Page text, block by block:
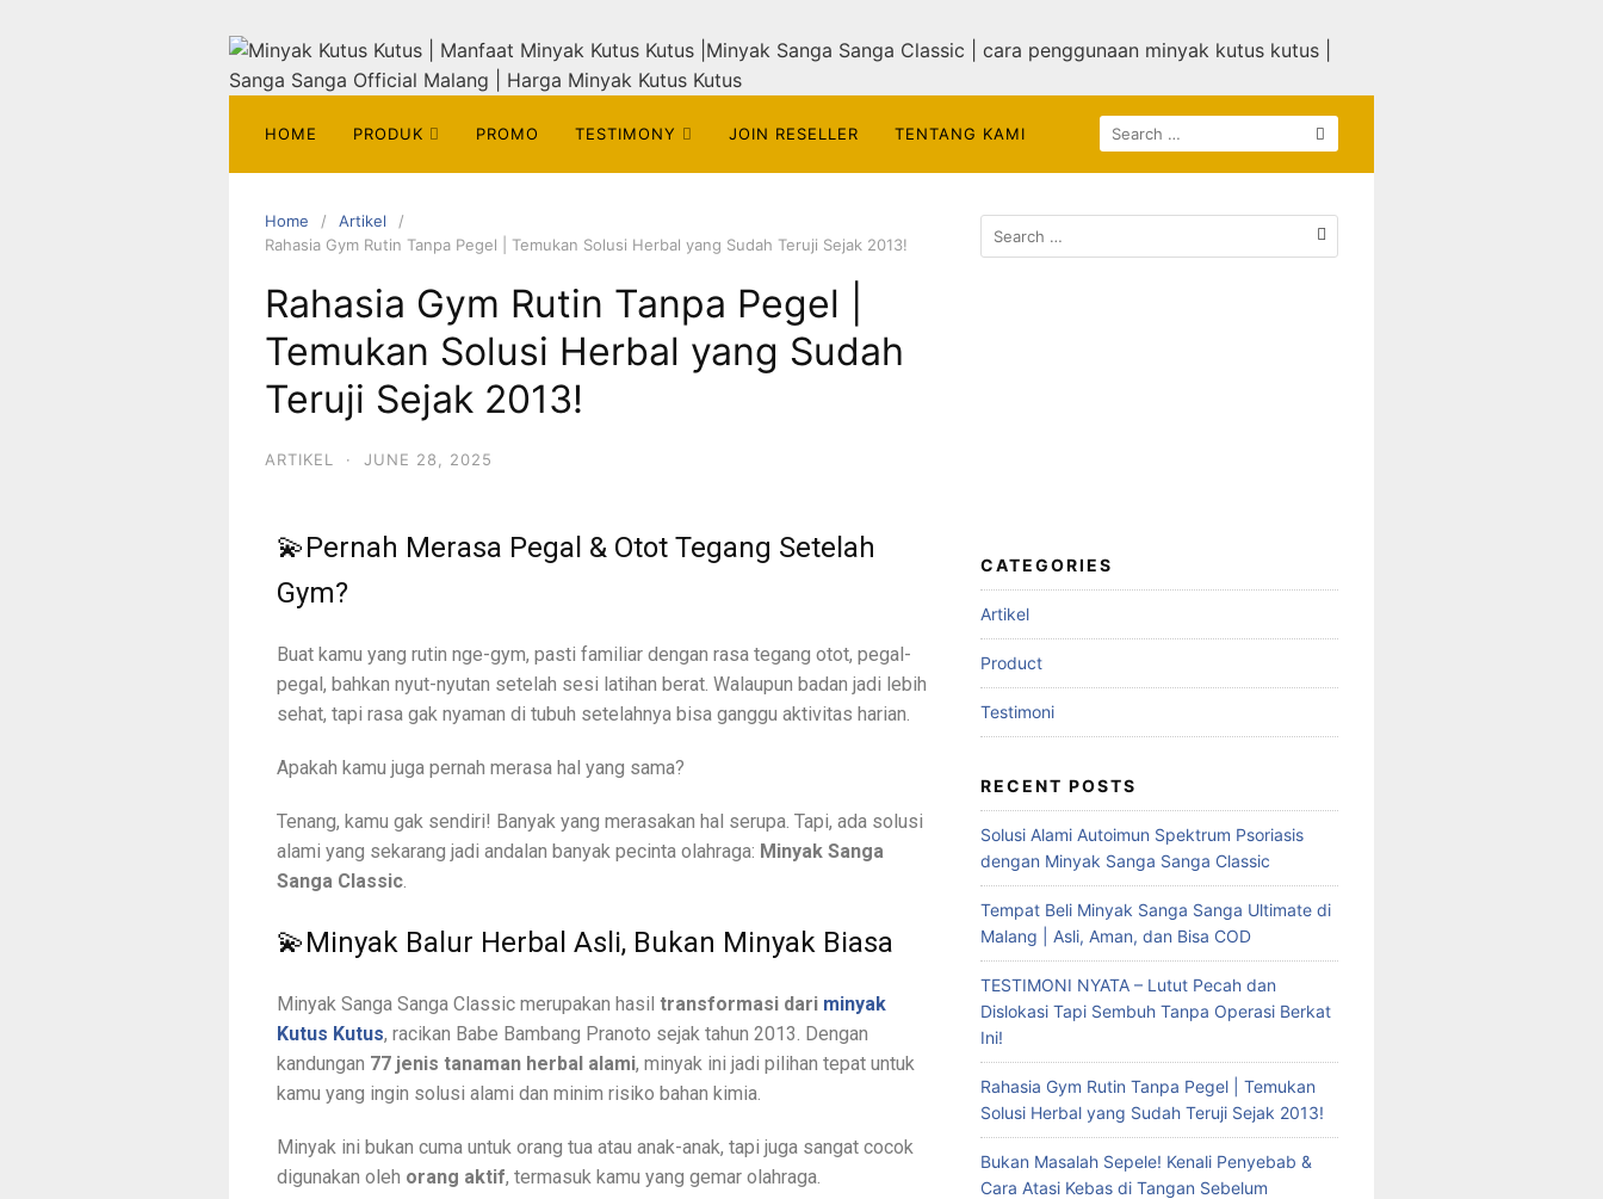
HOME PRODUK PROMO TESTIMONY JOIN RESELLER TENTANG KAMI
Home
Artikel
Rahasia Gym Rutin Tanpa Pegel | Temukan Solusi Herbal yang Sudah Teruji Sejak 2013!
Rahasia Gym Rutin Tanpa Pegel |
Temukan Solusi Herbal yang Sudah
Teruji Sejak 2013!
ARTIKEL · JUNE 28, 2025
💫Pernah Merasa Pegal & Otot Tegang Setelah
Gym?
Buat kamu yang rutin nge-gym, pasti familiar dengan rasa tegang otot, pegal-
pegal, bahkan nyut-nyutan setelah sesi latihan berat. Walaupun badan jadi lebih
sehat, tapi rasa gak nyaman di tubuh setelahnya bisa ganggu aktivitas harian.
Apakah kamu juga pernah merasa hal yang sama?
Tenang, kamu gak sendiri! Banyak yang merasakan hal serupa. Tapi, ada solusi
alami yang sekarang jadi andalan banyak pecinta olahraga: Minyak Sanga
Sanga Classic.
💫Minyak Balur Herbal Asli, Bukan Minyak Biasa
Minyak Sanga Sanga Classic merupakan hasil transformasi dari minyak
Kutus Kutus, racikan Babe Bambang Pranoto sejak tahun 2013. Dengan
kandungan 77 jenis tanaman herbal alami, minyak ini jadi pilihan tepat untuk
kamu yang ingin solusi alami dan minim risiko bahan kimia.
Minyak ini bukan cuma untuk orang tua atau anak-anak, tapi juga sangat cocok
digunakan oleh orang aktif, termasuk kamu yang gemar olahraga.
CATEGORIES
Artikel
Product
Testimoni
RECENT POSTS
Solusi Alami Autoimun Spektrum Psoriasis
dengan Minyak Sanga Sanga Classic
Tempat Beli Minyak Sanga Sanga Ultimate di
Malang | Asli, Aman, dan Bisa COD
TESTIMONI NYATA – Lutut Pecah dan
Dislokasi Tapi Sembuh Tanpa Operasi Berkat
Ini!
Rahasia Gym Rutin Tanpa Pegel | Temukan
Solusi Herbal yang Sudah Teruji Sejak 2013!
Bukan Masalah Sepele! Kenali Penyebab &
Cara Atasi Kebas di Tangan Sebelum